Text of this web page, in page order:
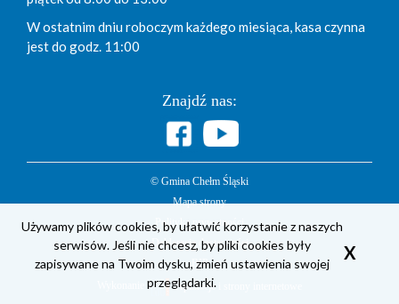
W ostatnim dniu roboczym każdego miesiąca, kasa czynna
jest do godz. 11:00
Znajdź nas:
© Gmina Chełm Śląski
Mapa strony
Polityka prywatności
Deklaracja dostępności
BIP
Aplikacje i strony internetowe
Używamy plików cookies, by ułatwić korzystanie z naszych
serwisów. Jeśli nie chcesz, by pliki cookies były
zapisywane na Twoim dysku, zmień ustawienia swojej
przeglądarki.
X